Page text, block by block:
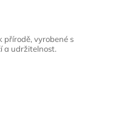
přírodě, vyrobené s
a udržitelnost.